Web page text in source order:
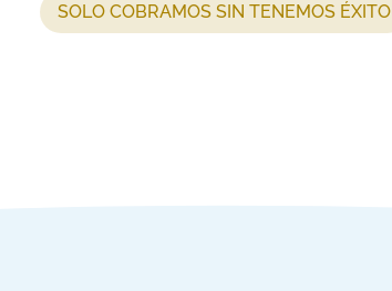
SOLO COBRAMOS SIN TENEMOS ÉXITO